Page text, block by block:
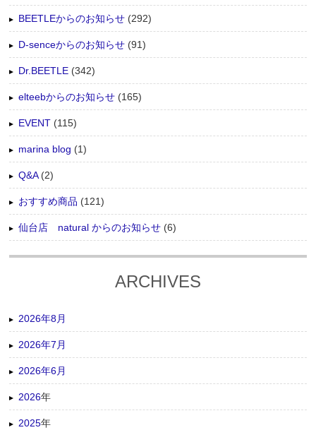
BEETLEからのお知らせ (292)
D-senceからのお知らせ (91)
Dr.BEETLE (342)
elteebからのお知らせ (165)
EVENT (115)
marina blog (1)
Q&A(2)
おすすめ商品 (121)
仙台店 natural からのお知らせ (6)
ARCHIVES
2026年8月
2026年7月
2026年6月
2026年
2025年